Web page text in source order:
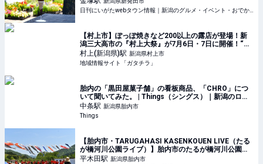
【村上市】ぽっぽ焼きなど200以上の露店が登場！新
潟三大高市の『村上大祭』が7月6日・7日に開催！“豪
華絢爛なおしゃぎり(屋台)”巡行は必見♪ - 地域情報サイ
ト「ガタチラ」
村上(新潟県)駅 新潟県村上市
地域情報サイト「ガタチラ」
胎内の「黒田屋菓子舗」の看板商品、「CHRO」につ
いて聞いてみた。 | Things（シングス）｜新潟のロー
カルなWebマガジン
中条駅 新潟県胎内市
Things
【胎内市・TARUGAHASI KASENKOUEN LIVE（たる
が橋河川公園ライブ）】胎内市のたるが橋河川公園で2
日間にわたるライブ開催！
平木田駅 新潟県胎内市